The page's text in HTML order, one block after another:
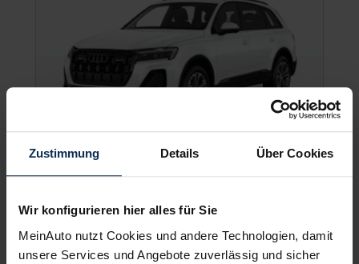
Zustimmung Details Über Cookies
Wir konfigurieren hier alles für Sie
MeinAuto nutzt Cookies und andere Technologien, damit
unsere Services und Angebote zuverlässig und sicher